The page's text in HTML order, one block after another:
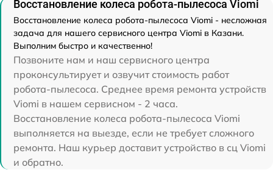
Восстановление колеса робота-пылесоса Viomi
Восстановление колеса робота-пылесоса Viomi - несложная
задача для нашего сервисного центра Viomi в Казани.
Выполним быстро и качественно!
Позвоните нам и наш сервисного центра
проконсультирует и озвучит стоимость работ
робота-пылесоса. Среднее время ремонта устройств
Viomi в нашем сервисном - 2 часа.
Восстановление колеса робота-пылесоса Viomi
выполняется на выезде, если не требует сложного
ремонта. Наш курьер доставит устройство в сц Viomi
и обратно.